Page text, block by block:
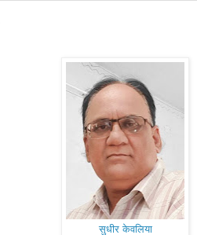
सुधीर केवलिया